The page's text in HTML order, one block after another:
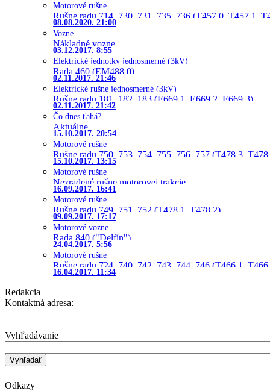
Motorové rušne
Rušne radu 714, 730, 731, 735, 736 (T457.0, T457.1,
08.08.2020. 21:00
Vozne
Nákladné vozne
03.12.2017. 8:55
Elektrické jednotky jednosmerné (3kV)
Rada 460 (EM488.0)
02.11.2017. 21:46
Elektrické rušne jednosmerné (3kV)
Rušne radu 181, 182, 183 (E669.1, E669.2, E669.3)
02.11.2017. 21:42
Čo dnes ťahá?
Aktuálne
15.10.2017. 20:54
Motorové rušne
Rušne radu 750, 753, 754, 755, 756, 757 (T478.3,
15.10.2017. 13:15
Motorové rušne
Nezradené rušne motorovej trakcie
16.09.2017. 16:41
Motorové rušne
Rušne radu 749, 751, 752 (T478.1, T478.2)
09.09.2017. 17:17
Motorové vozne
Rada 840 ("Delfín")
24.04.2017. 5:56
Motorové rušne
Rušne radu 724, 740, 742, 743, 744, 746 (T466.1,
16.04.2017. 11:34
Redakcia
Kontaktná adresa:
Vyhľadávanie
Odkazy